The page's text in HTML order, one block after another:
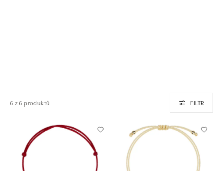
6 z 6 produktů FILTR